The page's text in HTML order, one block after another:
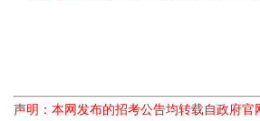
声明：本网发布的招考公告均转载自政府